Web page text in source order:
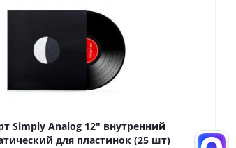
Simply Analog 12" внутренний
для пластинок (25 шт)